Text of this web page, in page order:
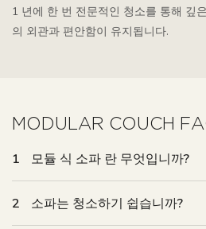
1 년에 한 번 전문적인 청소를 통해 깊
의 외관과 편안함이 유지됩니다.
MODULAR COUCH
1 모듈 식 소파 란 무엇입니까?
2 소파는 청소하기 쉽습니까?